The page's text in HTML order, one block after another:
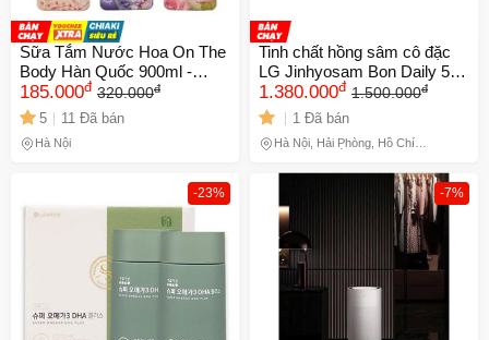
Sữa Tắm Nước Hoa On The
Body Hàn Quốc 900ml -
Dưỡng Da Trắng Mịn,
Hương Hoa Quyến Rũ,
Chăm Sóc Da Từ Tự Nhiên
185.000đ 320.000đ
5 11 Đã bán
Hà Nội
Tinh chất hồng sâm cô đặc
LG Jinhyosam Bon Daily 50
stick x 10ml
1.380.000đ 1.500.000đ
1 Đã bán
Hà Nội, Hải Phòng, Hồ Chí
-23% -7%